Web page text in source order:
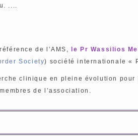
....
de l’AMS, le Pr Wassilios
Society) société internationale «
clinique en pleine évolution
de l’association.